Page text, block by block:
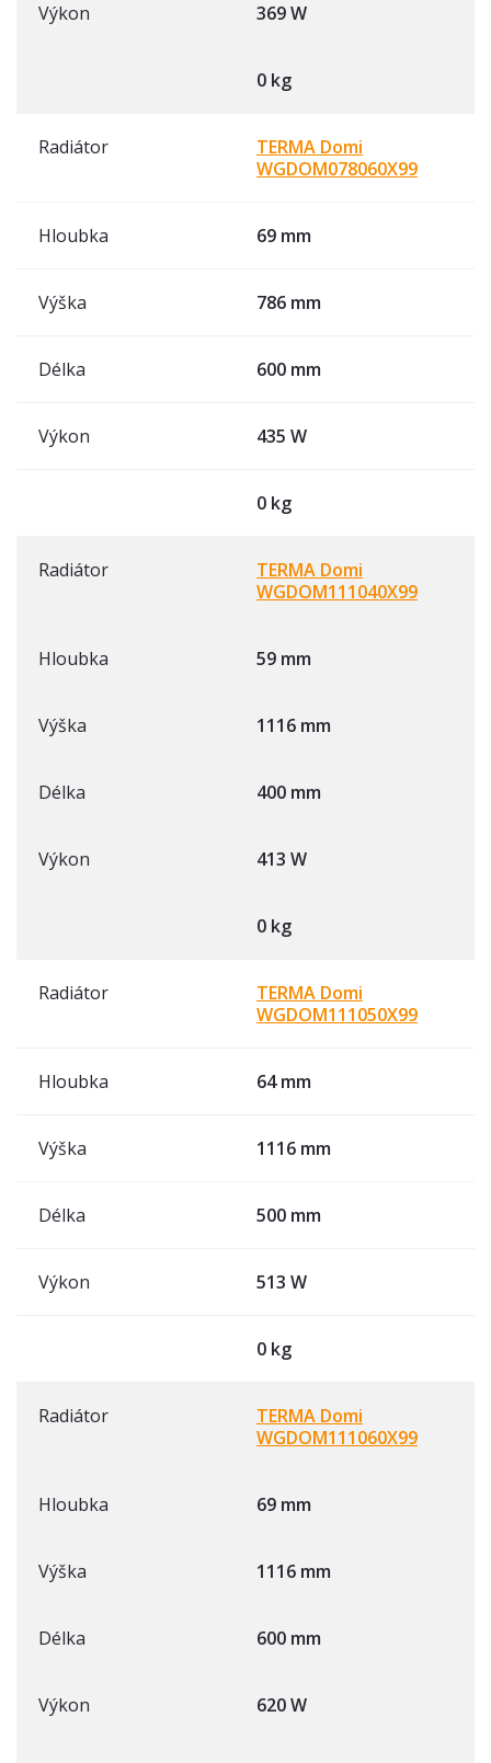
Výkon 369 W
0 kg
Radiátor
TERMA Domi
WGDOM078060X99
Hloubka 69 mm
Výška 786 mm
Délka 600 mm
Výkon 435 W
0 kg
Radiátor
TERMA Domi
WGDOM111040X99
Hloubka 59 mm
Výška 1116 mm
Délka 400 mm
Výkon 413 W
0 kg
Radiátor
TERMA Domi
WGDOM111050X99
Hloubka 64 mm
Výška 1116 mm
Délka 500 mm
Výkon 513 W
0 kg
Radiátor
TERMA Domi
WGDOM111060X99
Hloubka 69 mm
Výška 1116 mm
Délka 600 mm
Výkon 620 W